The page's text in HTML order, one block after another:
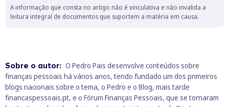
A informação que consta no artigo não é vinculativa e não invalida a
leitura integral de documentos que suportem a matéria em causa.
Sobre o autor: O Pedro Pais desenvolve conteúdos sobre
finanças pessoais há vários anos, tendo fundado um dos primeiros
blogs nacionais sobre o tema, o Pedro e o Blog, mais tarde
financaspessoais.pt, e o Fórum Finanças Pessoais, que se tornaram